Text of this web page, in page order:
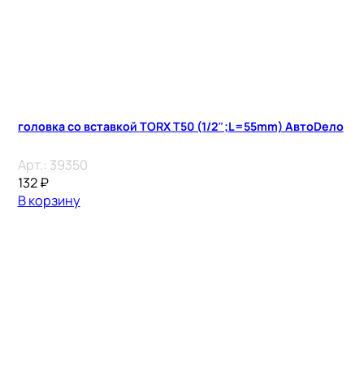
головка со вставкой TORX T50 (1/2″;L=55mm) АвтоDело
Арт.: 39350
132₽
В корзину